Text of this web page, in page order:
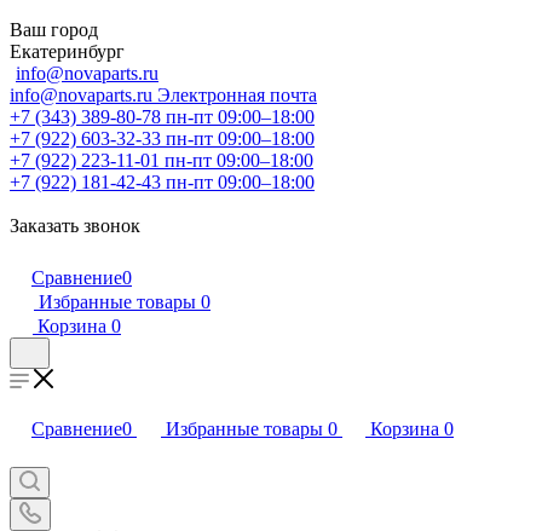
Ваш город
Екатеринбург
info@novaparts.ru
info@novaparts.ru Электронная почта
+7 (343) 389-80-78 пн-пт 09:00–18:00
+7 (922) 603-32-33 пн-пт 09:00–18:00
+7 (922) 223-11-01 пн-пт 09:00–18:00
+7 (922) 181-42-43 пн-пт 09:00–18:00
Заказать звонок
Сравнение0
Избранные товары 0
Корзина 0
Сравнение0 Избранные товары 0 Корзина 0